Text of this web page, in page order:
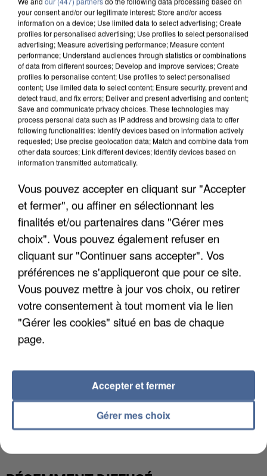
MAFIA INTERPELLÉ EN ALGÉRIE
UN SECOND CADRE DE LA DZ MAFIA
INTERPELLÉ EN ALGÉRIE
your consent and/or our legitimate interest: Store and/or access
information on a device; Use limited data to select advertising; Create
profiles for personalised advertising; Use profiles to select personalised
advertising; Measure advertising performance; Measure content
performance; Understand audiences through statistics or combinations
of data from different sources; Develop and improve services; Create
profiles to personalise content; Use profiles to select personalised
content; Use limited data to select content; Ensure security, prevent and
detect fraud, and fix errors; Deliver and present advertising and content;
Save and communicate privacy choices. These technologies may
process personal data such as IP address and browsing data to offer
following functionalities: Identify devices based on information actively
requested; Use precise geolocation data; Match and combine data from
other data sources; Link different devices; Identify devices based on
information transmitted automatically.
Vous pouvez accepter en cliquant sur "Accepter
et fermer", ou affiner en sélectionnant les
finalités et/ou partenaires dans "Gérer mes
choix". Vous pouvez également refuser en
cliquant sur "Continuer sans accepter". Vos
préférences ne s'appliqueront que pour ce site.
Vous pouvez mettre à jour vos choix, ou retirer
votre consentement à tout moment via le lien
"Gérer les cookies" situé en bas de chaque
page.
Gérer mes choix
Accepter et fermer